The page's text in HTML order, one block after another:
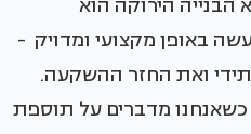
באופן מקצועי ומדויק -
ואת החזר ההשקעה.
כשאנחנו מדברים על תוספת